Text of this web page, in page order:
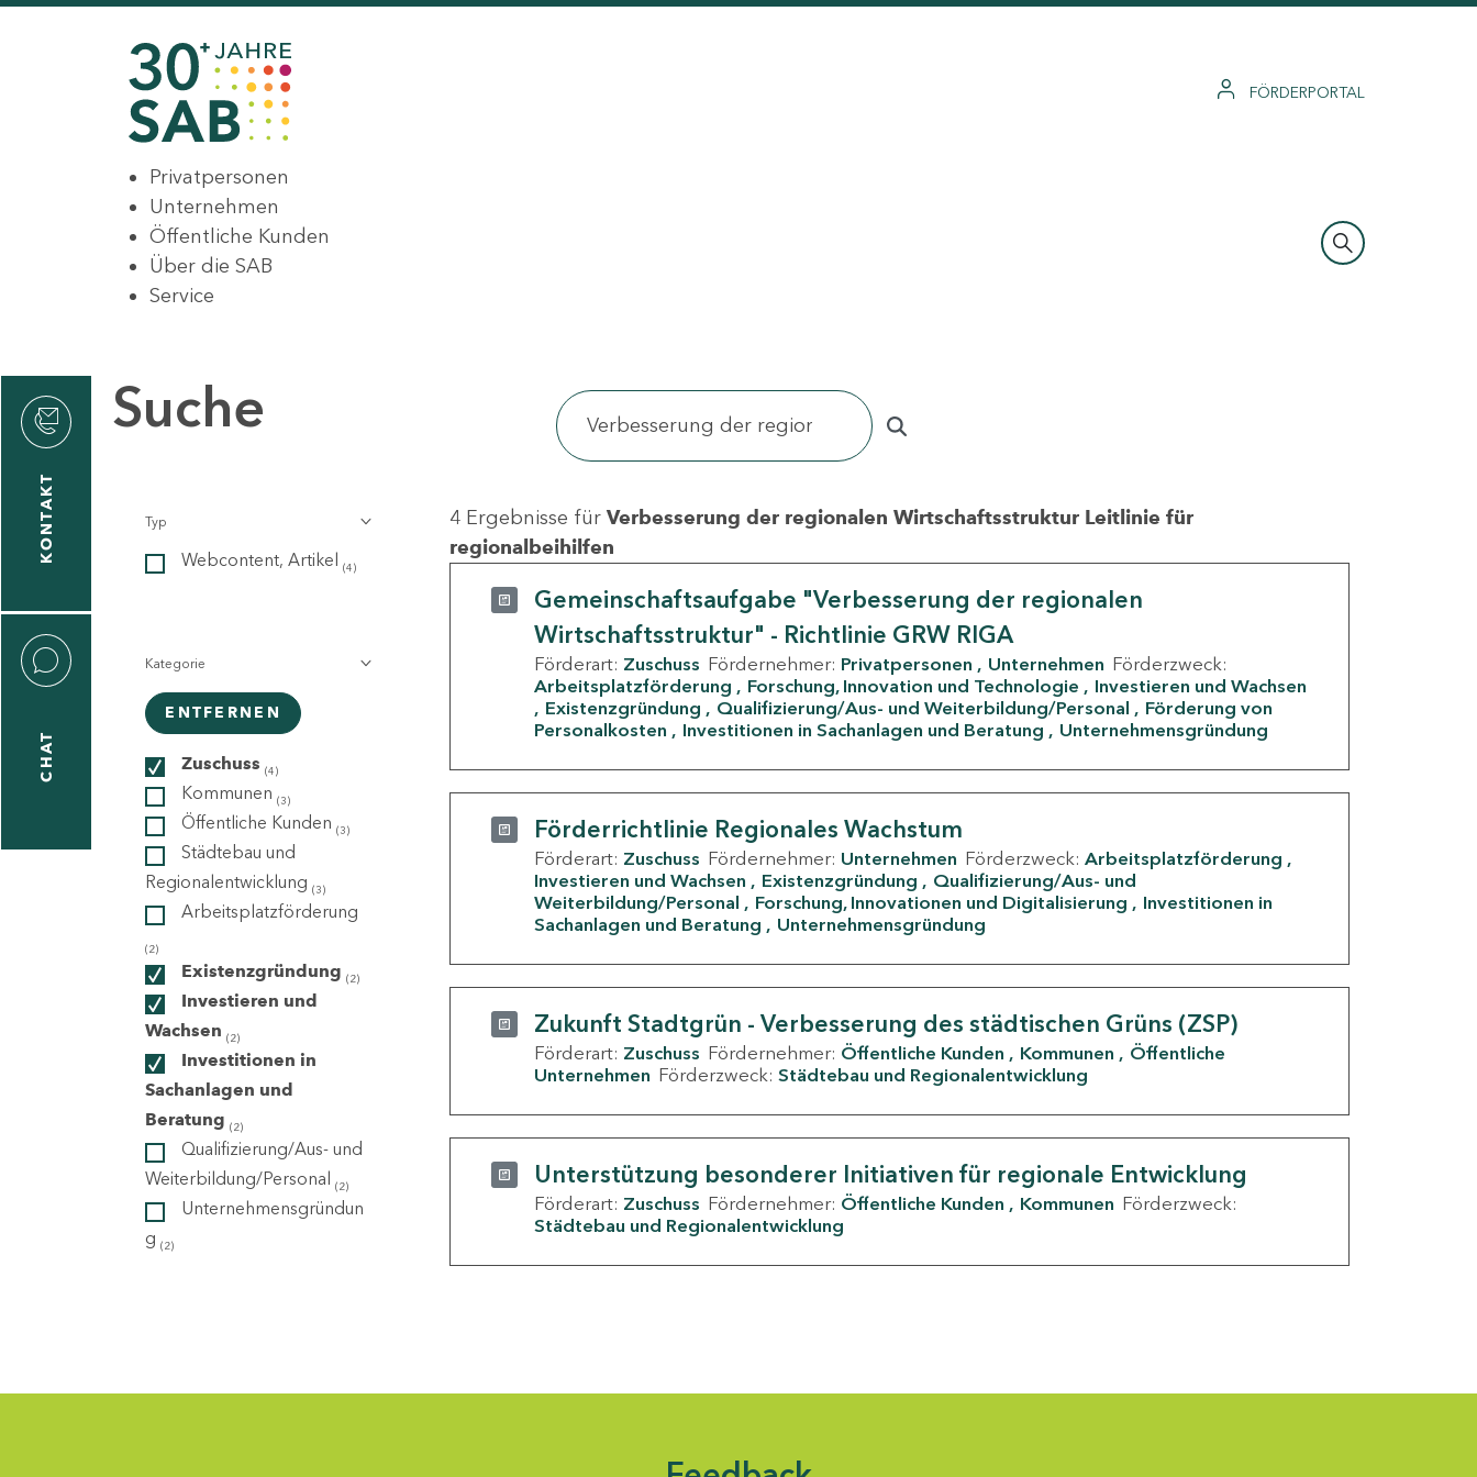
FÖRDERPORTAL
Privatpersonen
Unternehmen
Öffentliche Kunden
Über die SAB
Service
KONTAKT
CHAT
Suche
Typ
Webcontent, Artikel (4)
Kategorie
ENTFERNEN
Zuschuss (4)
Kommunen (3)
Öffentliche Kunden (3)
Städtebau und
Regionalentwicklung (3)
Arbeitsplatzförderung
(2)
Existenzgründung (2)
Investieren und
Wachsen (2)
Investitionen in
Sachanlagen und
Beratung (2)
Qualifizierung/Aus- und
Weiterbildung/Personal (2)
Unternehmensgründun
g (2)
4 Ergebnisse für Verbesserung der regionalen Wirtschaftsstruktur Leitlinie für
regionalbeihilfen
Gemeinschaftsaufgabe "Verbesserung der regionalen
Wirtschaftsstruktur" - Richtlinie GRW RIGA
Förderart: Zuschuss Fördernehmer: Privatpersonen Unternehmen Förderzweck:
Arbeitsplatzförderung
Forschung, Innovation und Technologie
Investieren und Wachsen
Existenzgründung
Qualifizierung/Aus- und Weiterbildung/Personal
Förderung von
Personalkosten
Investitionen in Sachanlagen und Beratung Unternehmensgründung
Förderrichtlinie Regionales Wachstum
Förderart: Zuschuss Fördernehmer: Unternehmen Förderzweck: Arbeitsplatzförderung
Investieren und Wachsen
Existenzgründung
Qualifizierung/Aus- und
Weiterbildung/Personal
Forschung, Innovationen und Digitalisierung
Investitionen in
Sachanlagen und Beratung
Unternehmensgründung
Zukunft Stadtgrün - Verbesserung des städtischen Grüns (ZSP)
Förderart: Zuschuss Fördernehmer: Öffentliche Kunden Kommunen
Öffentliche
Unternehmen Förderzweck: Städtebau und Regionalentwicklung
Unterstützung besonderer Initiativen für regionale Entwicklung
Förderart: Zuschuss Fördernehmer: Öffentliche Kunden Kommunen Förderzweck:
Städtebau und Regionalentwicklung